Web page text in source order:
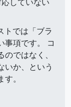
トでは「ブラ
事項です。 コ
ではなく、
いか、という
。